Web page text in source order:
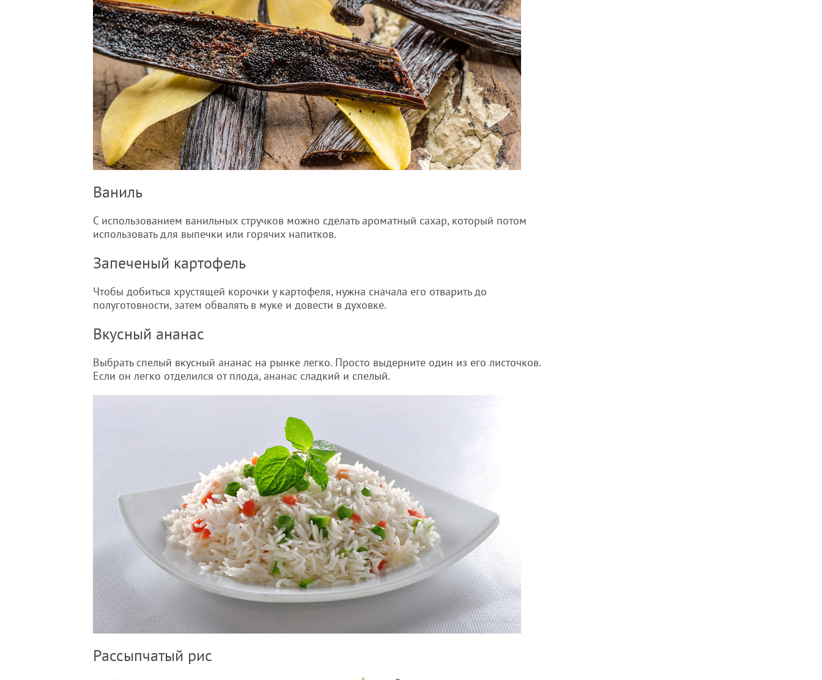
Ваниль
С использованием ванильных стручков можно сделать ароматный сахар, который потом
использовать для выпечки или горячих напитков.
Запеченый картофель
Чтобы добиться хрустящей корочки у картофеля, нужна сначала его отварить до
полуготовности, затем обвалять в муке и довести в духовке.
Вкусный ананас
Выбрать спелый вкусный ананас на рынке легко. Просто выдерните один из его листочков.
Если он легко отделился от плода, ананас сладкий и спелый.
Рассыпчатый рис